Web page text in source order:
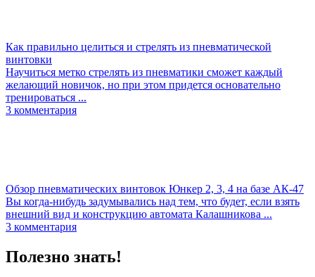
Как правильно целиться и стрелять из пневматической
винтовки
Научиться метко стрелять из пневматики сможет каждый
желающий новичок, но при этом придется основательно
тренироваться ...
3 комментария
Обзор пневматических винтовок Юнкер 2, 3, 4 на базе АК-47
Вы когда-нибудь задумывались над тем, что будет, если взять
внешний вид и конструкцию автомата Калашникова ...
3 комментария
Полезно знать!